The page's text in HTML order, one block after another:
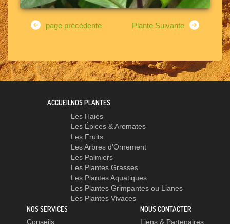
page précédente Plante Suivante
ACCUEILNOS PLANTES
Les Haies
Les Épices & Aromates
Les Fruits
Les Arbres d'Ornement
Les Palmiers
Les Plantes Grasses
Les Plantes Aquatiques
Les Plantes Grimpantes ou Lianes
Les Plantes Vivaces
NOS SERVICES
Conseils
NOUS CONTACTER
Liens & Partenaires